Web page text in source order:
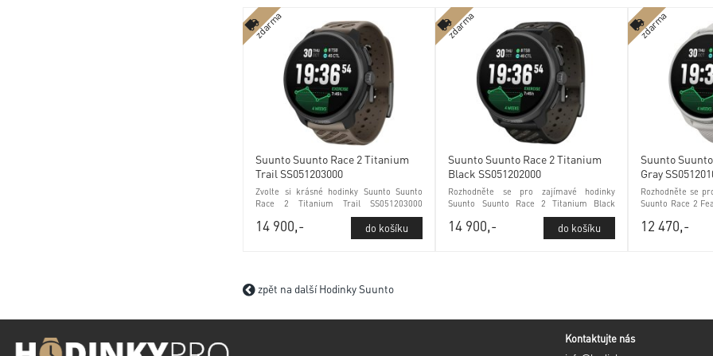
Suunto Suunto Race 2 Titanium
Trail SS051203000
Zvolte si krásné hodinky Suunto Suunto
Race 2 Titanium Trail SS051203000
tréninkové funkce a safírovým sklem
zdarma
14 900,-
Suunto Suunto Race 2 Titanium
Black SS051202000
Rozhodněte se pro zajímavé hodinky
Suunto Suunto Race 2 Titanium Black
SS051202000 tréninkové funkce
a safírovým sklem
zdarma
14 900,-
Suunto
Gray
Rozhodněte se
Suunto Race 2
tréninkové
zdarma
12 470,-
zpět na další Hodinky Suunto
Kontaktujte nás